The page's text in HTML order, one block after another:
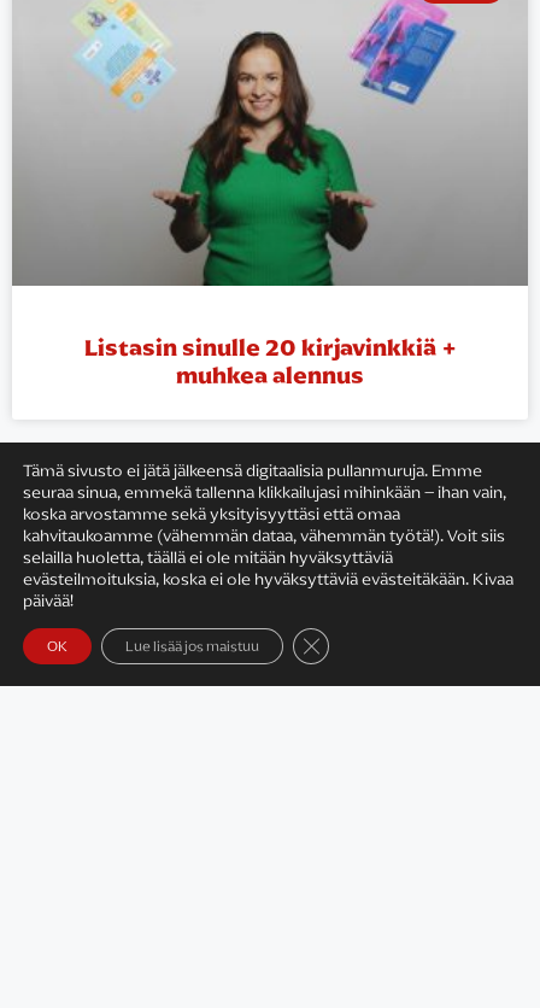
Listasin sinulle 20 kirjavinkkiä +
muhkea alennus
KIRJAILIJAN TYÖ
Tämä sivusto ei jätä jälkeensä digitaalisia pullanmuruja. Emme
seuraa sinua, emmekä tallenna klikkailujasi mihinkään – ihan vain,
koska arvostamme sekä yksityisyyttäsi että omaa
kahvitaukoamme (vähemmän dataa, vähemmän työtä!). Voit siis
selailla huoletta, täällä ei ole mitään hyväksyttäviä
evästeilmoituksia, koska ei ole hyväksyttäviä evästeitäkään. Kivaa
päivää!
OK Lue lisää jos maistuu Sulje evästebanneri